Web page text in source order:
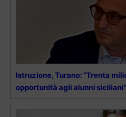
Istruzione, Turano: “Trenta
opportunità agli alunni siciliani”